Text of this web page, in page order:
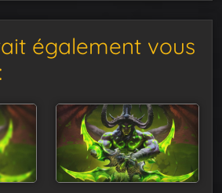
également vous